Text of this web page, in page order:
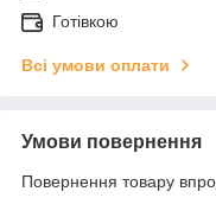
Готівкою
Всі умови оплати
Умови повернення
Повернення товару